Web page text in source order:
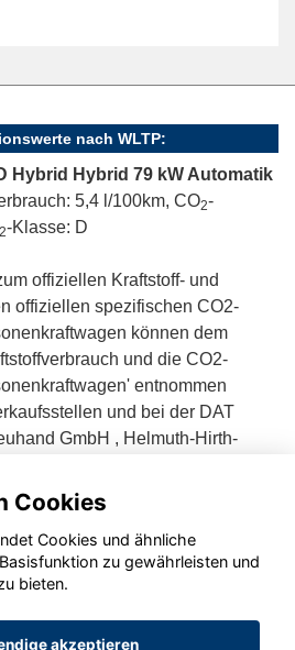
nach WLTP:
Hybrid Hybrid 79 kW Automatik
5,4 l/100km, CO2-
2-Klasse: D
offiziellen Kraftstoff- und
offiziellen spezifischen CO2-
können dem
und die CO2-
entnommen
und bei der DAT
GmbH , Helmuth-Hirth-
GmbH 2020 - 2026
Cookies
Cookies und ähnliche
zu gewährleisten und
bieten.
akzeptieren